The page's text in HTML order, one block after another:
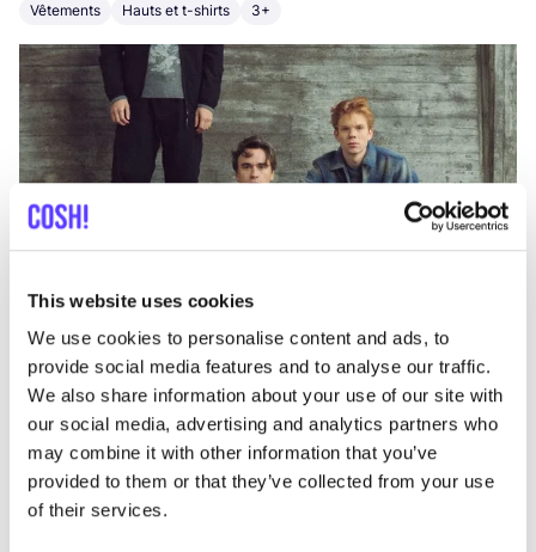
This website uses cookies
We use cookies to personalise content and ads, to
provide social media features and to analyse our traffic.
We also share information about your use of our site with
our social media, advertising and analytics partners who
may combine it with other information that you’ve
provided to them or that they’ve collected from your use
of their services.
Vêtements Hauts et t-shirts 3+